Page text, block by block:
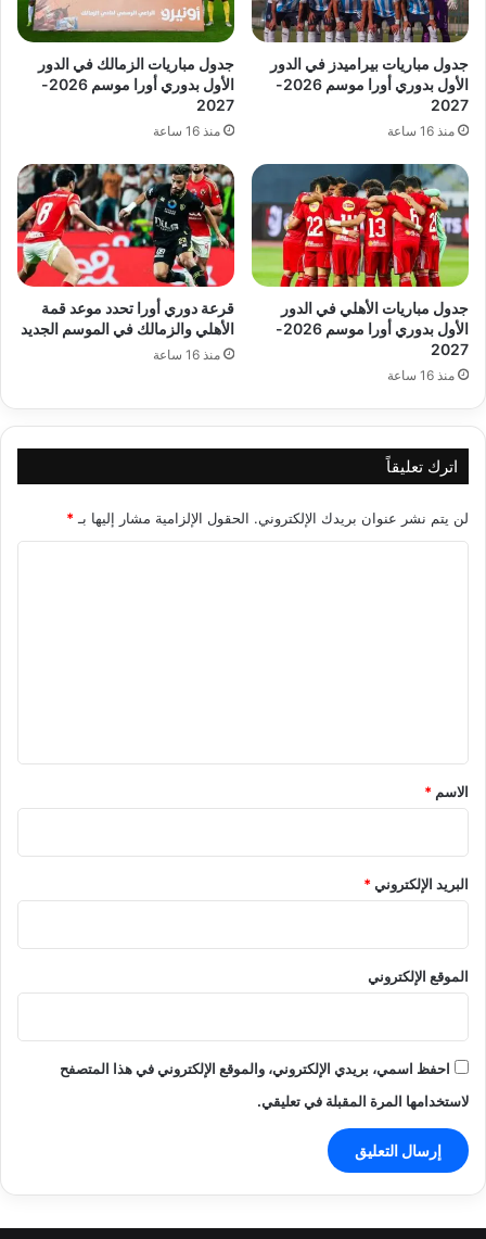
جدول مباريات بيراميدز في الدور
الأول بدوري أورا موسم 2026-
2027
منذ 16 ساعة
جدول مباريات الزمالك في الدور
الأول بدوري أورا موسم 2026-
2027
منذ 16 ساعة
جدول مباريات الأهلي في الدور
الأول بدوري أورا موسم 2026-
2027
منذ 16 ساعة
قرعة دوري أورا تحدد موعد قمة
الأهلي والزمالك في الموسم الجديد
منذ 16 ساعة
اترك تعليقاً
لن يتم نشر عنوان بريدك الإلكتروني. الحقول الإلزامية مشار إليها بـ *
*
الاسم *
البريد الإلكتروني*
الموقع الإلكتروني
احفظ اسمي، بريدي الإلكتروني، والموقع الإلكتروني في هذا المتصفح
لاستخدامها المرة المقبلة في تعليقي.